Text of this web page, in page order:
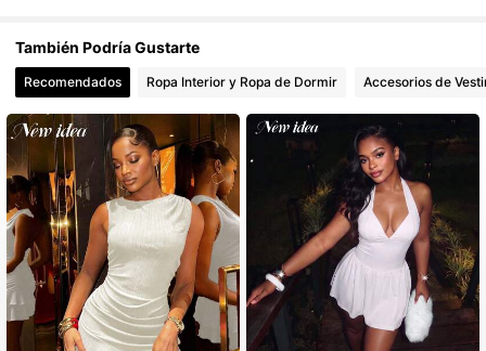
También Podría Gustarte
Recomendados Ropa Interior y Ropa de Dormir Accesorios de